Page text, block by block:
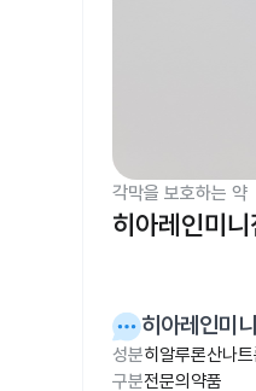
각막을 보호하는 약
히아레인미
히아레인미
성분히알루론산나
구분전문의약품